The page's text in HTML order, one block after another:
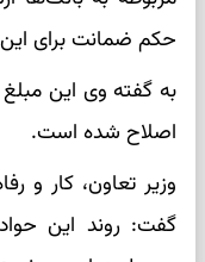
حکم ضمانت برای
اصلاح شده است.
وزیر تعاون، کار و
گفت: روند این